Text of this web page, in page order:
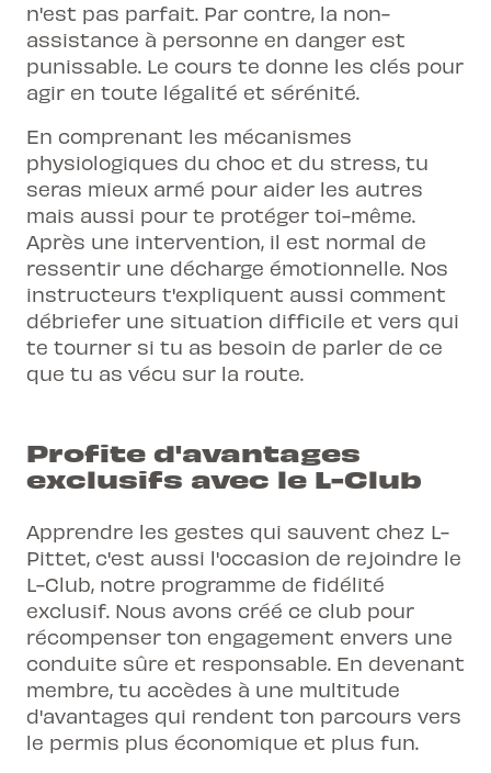
n'est pas parfait. Par contre, la non-
assistance à personne en danger est
punissable. Le cours te donne les clés pour
agir en toute légalité et sérénité.
En comprenant les mécanismes
physiologiques du choc et du stress, tu
seras mieux armé pour aider les autres
mais aussi pour te protéger toi-même.
Après une intervention, il est normal de
ressentir une décharge émotionnelle. Nos
instructeurs t'expliquent aussi comment
débriefer une situation difficile et vers qui
te tourner si tu as besoin de parler de ce
que tu as vécu sur la route.
Profite d'avantages
exclusifs avec le L-Club
Apprendre les gestes qui sauvent chez L-
Pittet, c'est aussi l'occasion de rejoindre le
L-Club, notre programme de fidélité
exclusif. Nous avons créé ce club pour
récompenser ton engagement envers une
conduite sûre et responsable. En devenant
membre, tu accèdes à une multitude
d'avantages qui rendent ton parcours vers
le permis plus économique et plus fun.